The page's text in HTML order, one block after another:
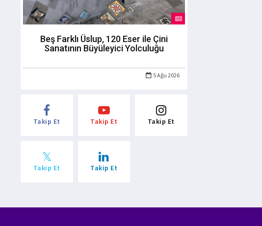
Beş Farklı Üslup, 120 Eser ile Çini
Sanatının Büyüleyici Yolculuğu
5 Ağu 2026
Takip Et Takip Et Takip Et
Takip Et Takip Et